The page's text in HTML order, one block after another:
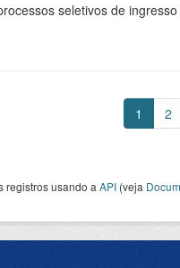
seletivos de
1 2
registros usando a API (veja